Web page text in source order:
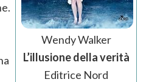
Wendy Walker
L’illusione della verità
Editrice Nord